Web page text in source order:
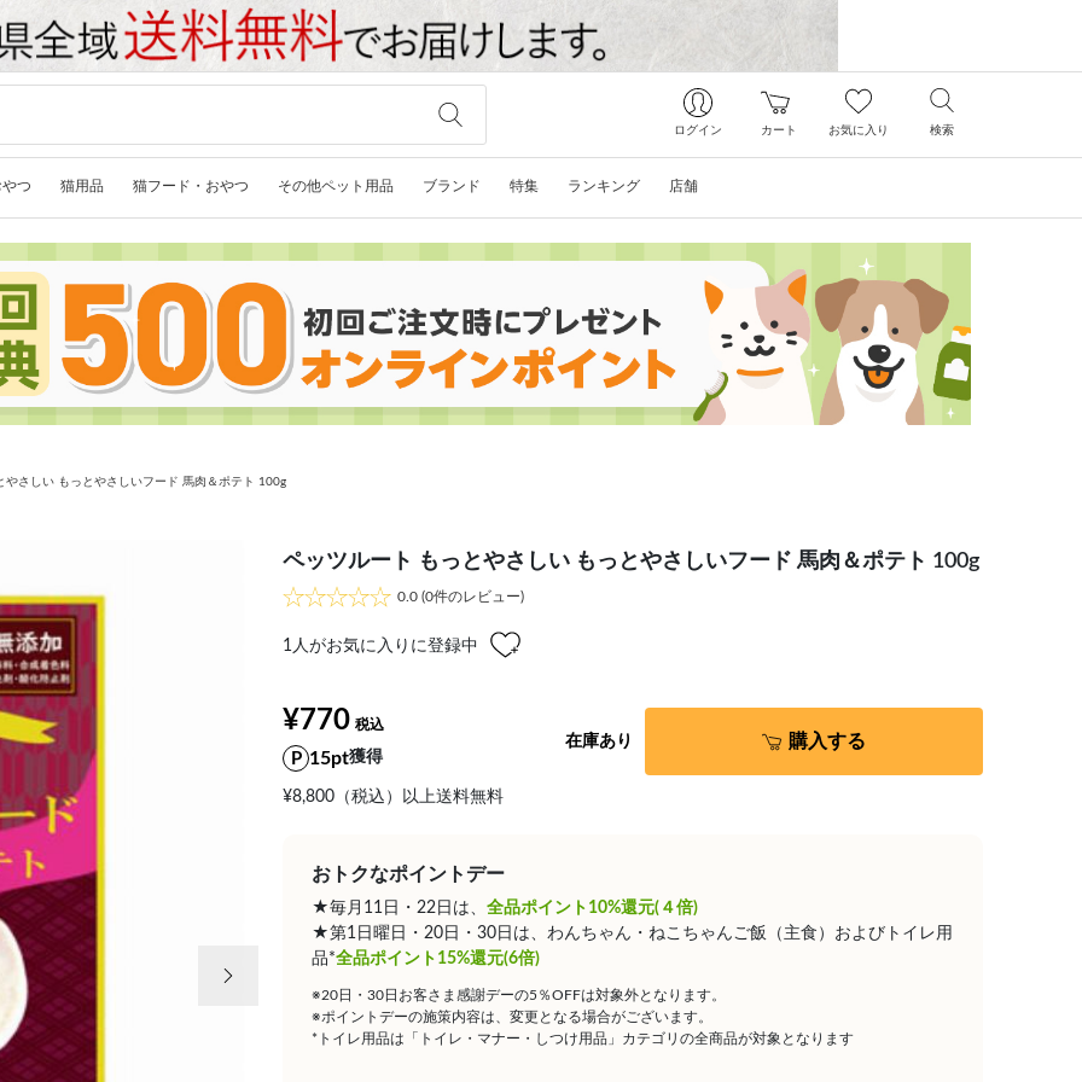
ログイン カート お気に入り 検索
つ 猫用品 猫フード・おやつ その他ペット用品 ブランド 特集 ランキング 店舗
やさしい もっとやさしいフード 馬肉＆ポテト 100g
ペッツルート もっとやさしい もっとやさしいフード 馬肉＆ポテト 100g
0.0 (0件のレビュー)
1人がお気に入りに登録中
¥770
15pt獲得
¥8,800（税込）以上送料無料
在庫あり 購入する
おトクなポイントデー
★毎月11日・22日は、 全品ポイント10%還元(４倍)
★第1日曜日・20日・30日は、わんちゃん・ねこちゃんご飯（主食）およびトイレ用
品*全品ポイント15%還元(6倍)
※20日・30日お客さま感謝デーの5％OFFは対象外となります。
※ポイントデーの施策内容は、変更となる場合がございます。
*トイレ用品は「トイレ・マナー・しつけ用品」カテゴリの全商品が対象となります